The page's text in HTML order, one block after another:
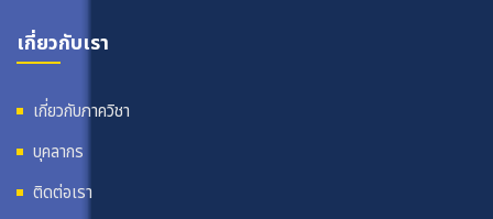
เกี่ยวกับเรา
เกี่ยวกับภาควิชา
บุคลากร
ติดต่อเรา